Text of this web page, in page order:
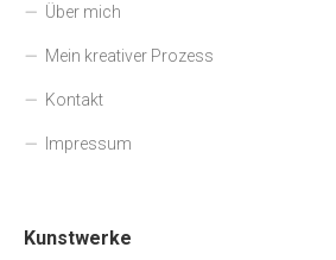
Über mich
Mein kreativer Prozess
Kontakt
Impressum
Kunstwerke